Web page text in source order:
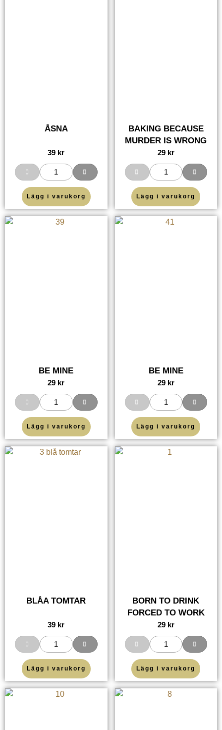
ÅSNA
39 kr
Lägg i varukorg
BAKING BECAUSE
MURDER IS WRONG
29 kr
Lägg i varukorg
BE MINE
29 kr
Lägg i varukorg
BE MINE
29 kr
Lägg i varukorg
BLÅA TOMTAR
39 kr
Lägg i varukorg
BORN TO DRINK
FORCED TO WORK
29 kr
Lägg i varukorg